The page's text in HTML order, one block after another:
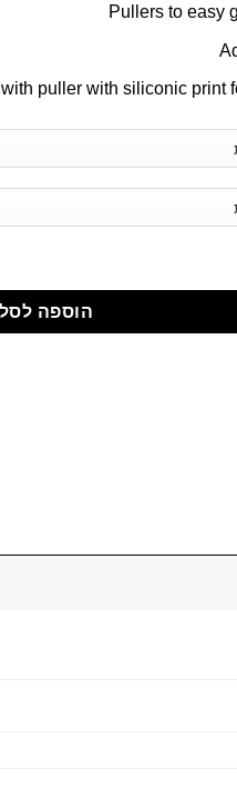
Pullers to easy
puller with siliconic print
הוספה לסל